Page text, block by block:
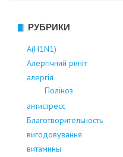
РУБРИКИ
А(Н1N1)
Алергічний риніт
алергія
Поліноз
антистресс
Благотворительность
вигодовування
витамины